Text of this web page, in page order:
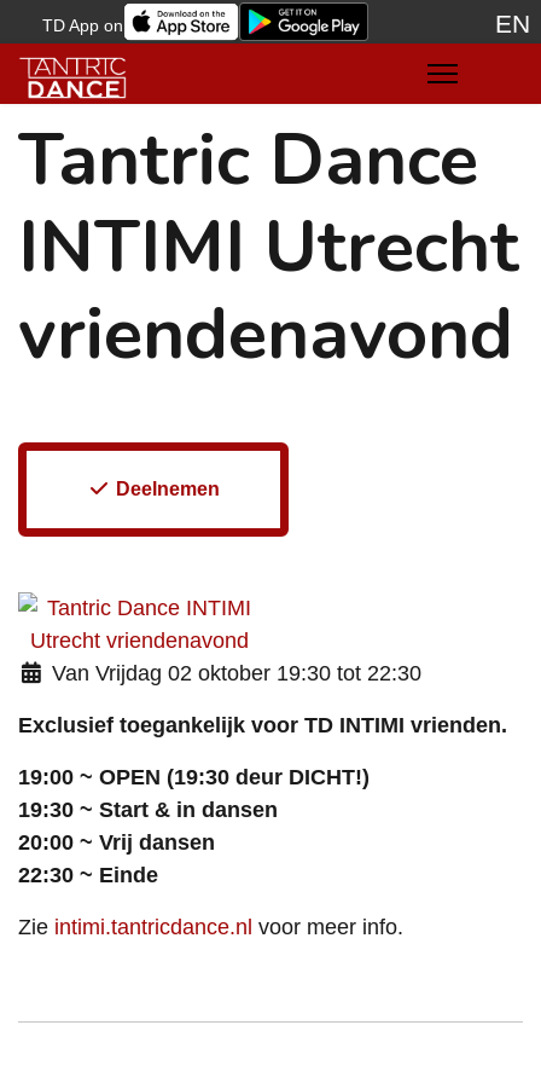
TD App on EN
Tantric Dance
INTIMI Utrecht
vriendenavond
Deelnemen
Van Vrijdag 02 oktober 19:30 tot 22:30
Exclusief toegankelijk voor TD INTIMI vrienden.
19:00 ~ OPEN (19:30 deur DICHT!)
19:30 ~ Start & in dansen
20:00 ~ Vrij dansen
22:30 ~ Einde
Zie intimi.tantricdance.nl voor meer info.